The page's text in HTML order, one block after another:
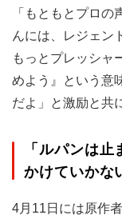
「もともとプロ
んには、レジェン
もっとプレッシャ
めよう』という意
だよ」と激励と共
「ルパンは
かけていかな
4月11日には原作